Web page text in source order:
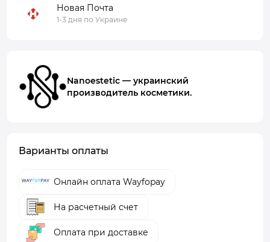
Новая Почта
1-3 дня по Украине
Nanoestetic — украинский
производитель косметики.
Варианты оплаты
Онлайн оплата Wayfopay
На расчетный счет
Оплата при доставке